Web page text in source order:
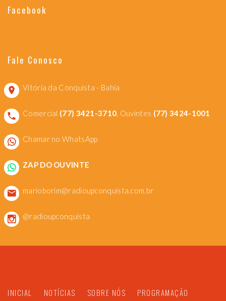
Facebook
Fale Conosco
Vitória da Conquista - Bahia
Comercial (77) 3421-3710, Ouvintes (77) 3424-1001
Chamar no WhatsApp
ZAP DO OUVINTE
marioborim@radioupconquista.com.br
@radioupconquista
INICIAL NOTÍCIAS SOBRE NÓS PROGRAMAÇÃO